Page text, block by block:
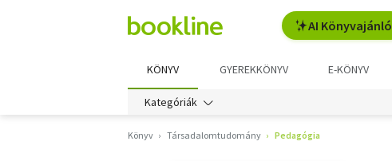
AI Könyvajánló
KÖNYV GYEREKKÖNYV E-KÖNYV
Kategóriák
Könyv Társadalomtudomány Pedagógia